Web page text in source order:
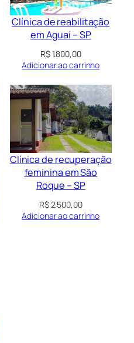
Clínica de reabilitação
em Aguaí – SP
R$1.800,00
Adicionar ao carrinho
Clínica de recuperação
feminina em São
Roque – SP
R$2.500,00
Adicionar ao carrinho